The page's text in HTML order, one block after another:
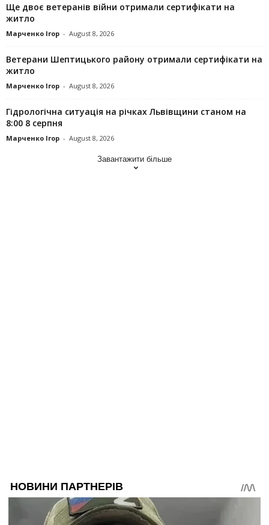
Ще двоє ветеранів війни отримали сертифікати на
житло
Марченко Ігор - August 8, 2026
Ветерани Шептицького району отримали сертифікати на
житло
Марченко Ігор - August 8, 2026
Гідрологічна ситуація на річках Львівщини станом на
8:00 8 серпня
Марченко Ігор - August 8, 2026
Завантажити більше